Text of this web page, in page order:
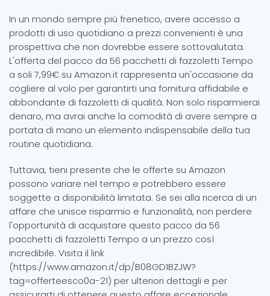
In un mondo sempre più frenetico, avere accesso a
prodotti di uso quotidiano a prezzi convenienti è una
prospettiva che non dovrebbe essere sottovalutata.
L'offerta del pacco da 56 pacchetti di fazzoletti Tempo
a soli 7,99€ su Amazon.it rappresenta un'occasione da
cogliere al volo per garantirti una fornitura affidabile e
abbondante di fazzoletti di qualità. Non solo risparmierai
denaro, ma avrai anche la comodità di avere sempre a
portata di mano un elemento indispensabile della tua
routine quotidiana.
Tuttavia, tieni presente che le offerte su Amazon
possono variare nel tempo e potrebbero essere
soggette a disponibilità limitata. Se sei alla ricerca di un
affare che unisce risparmio e funzionalità, non perdere
l'opportunità di acquistare questo pacco da 56
pacchetti di fazzoletti Tempo a un prezzo così
incredibile. Visita il link
(https://www.amazon.it/dp/B08GD1BZJW?
tag=offerteesco0a-21) per ulteriori dettagli e per